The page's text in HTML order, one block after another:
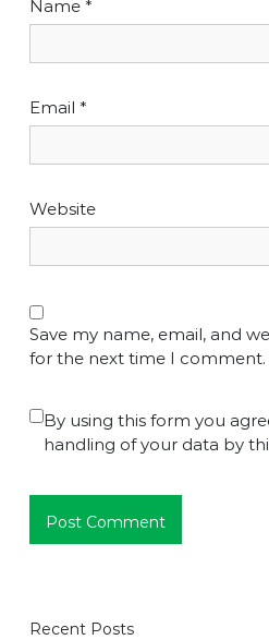
Name *
Email *
Website
Save my name, email, and
for the next time I comment.
By using this form you
handling of your data by
Recent Posts